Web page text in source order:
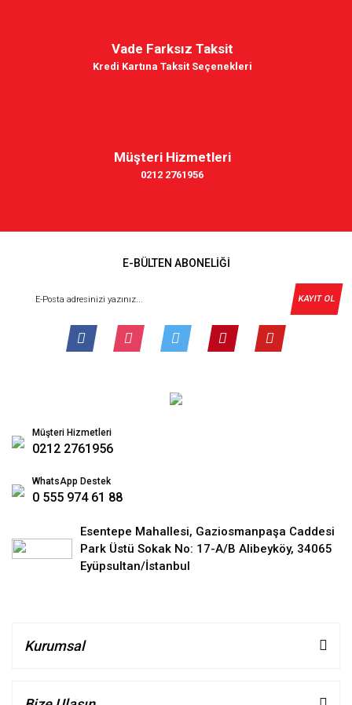
Vade Farksız Taksit
Kredi Kartına Taksit Seçenekleri
Müşteri Hizmetleri
0212 2761956
E-BÜLTEN ABONELİĞİ
KAYIT OL
Müşteri Hizmetleri
0212 2761956
WhatsApp Destek
0 555 974 61 88
Esentepe Mahallesi, Gaziosmanpaşa Caddesi
Park Üstü Sokak No: 17-A/B Alibeyköy, 34065
Eyüpsultan/İstanbul
Kurumsal